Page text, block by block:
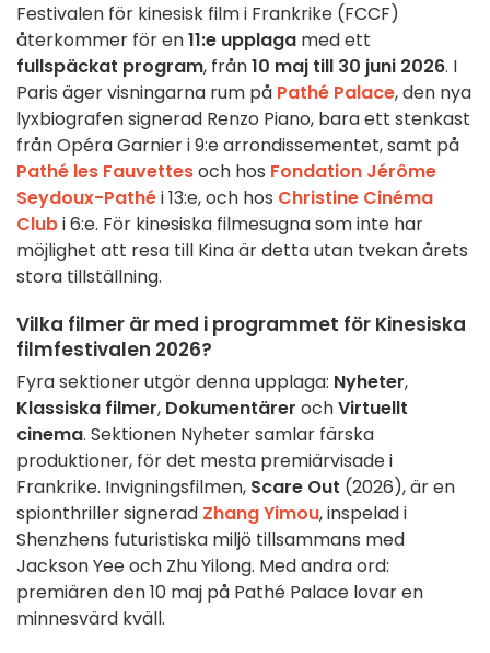
Festivalen för kinesisk film i Frankrike (FCCF)
återkommer för en11:e upplaga med ett
fullspäckat program, från10 maj till 30 juni 2026. I
Paris äger visningarna rum på Pathé Palace, den nya
lyxbiografen signerad Renzo Piano, bara ett stenkast
från Opéra Garnier i 9:e arrondissementet, samt på
Pathé les Fauvettesoch hos Fondation Jérôme
Seydoux-Pathéi 13:e, och hos Christine Cinéma
Clubi 6:e. För kinesiska filmesugna som inte har
möjlighet att resa till Kina är detta utan tvekan årets
stora tillställning.
Vilka filmer är med i programmet för Kinesiska
filmfestivalen 2026?
Fyra sektioner utgör denna upplaga: Nyheter,
Klassiska filmer, Dokumentärer ochVirtuellt
cinema. Sektionen Nyheter samlar färska
produktioner, för det mesta premiärvisade i
Frankrike. Invigningsfilmen, Scare Out (2026), är en
spionthriller signerad Zhang Yimou, inspelad i
Shenzhens futuristiska miljö tillsammans med
Jackson Yee och Zhu Yilong. Med andra ord:
premiären den 10 maj på Pathé Palace lovar en
minnesvärd kväll.